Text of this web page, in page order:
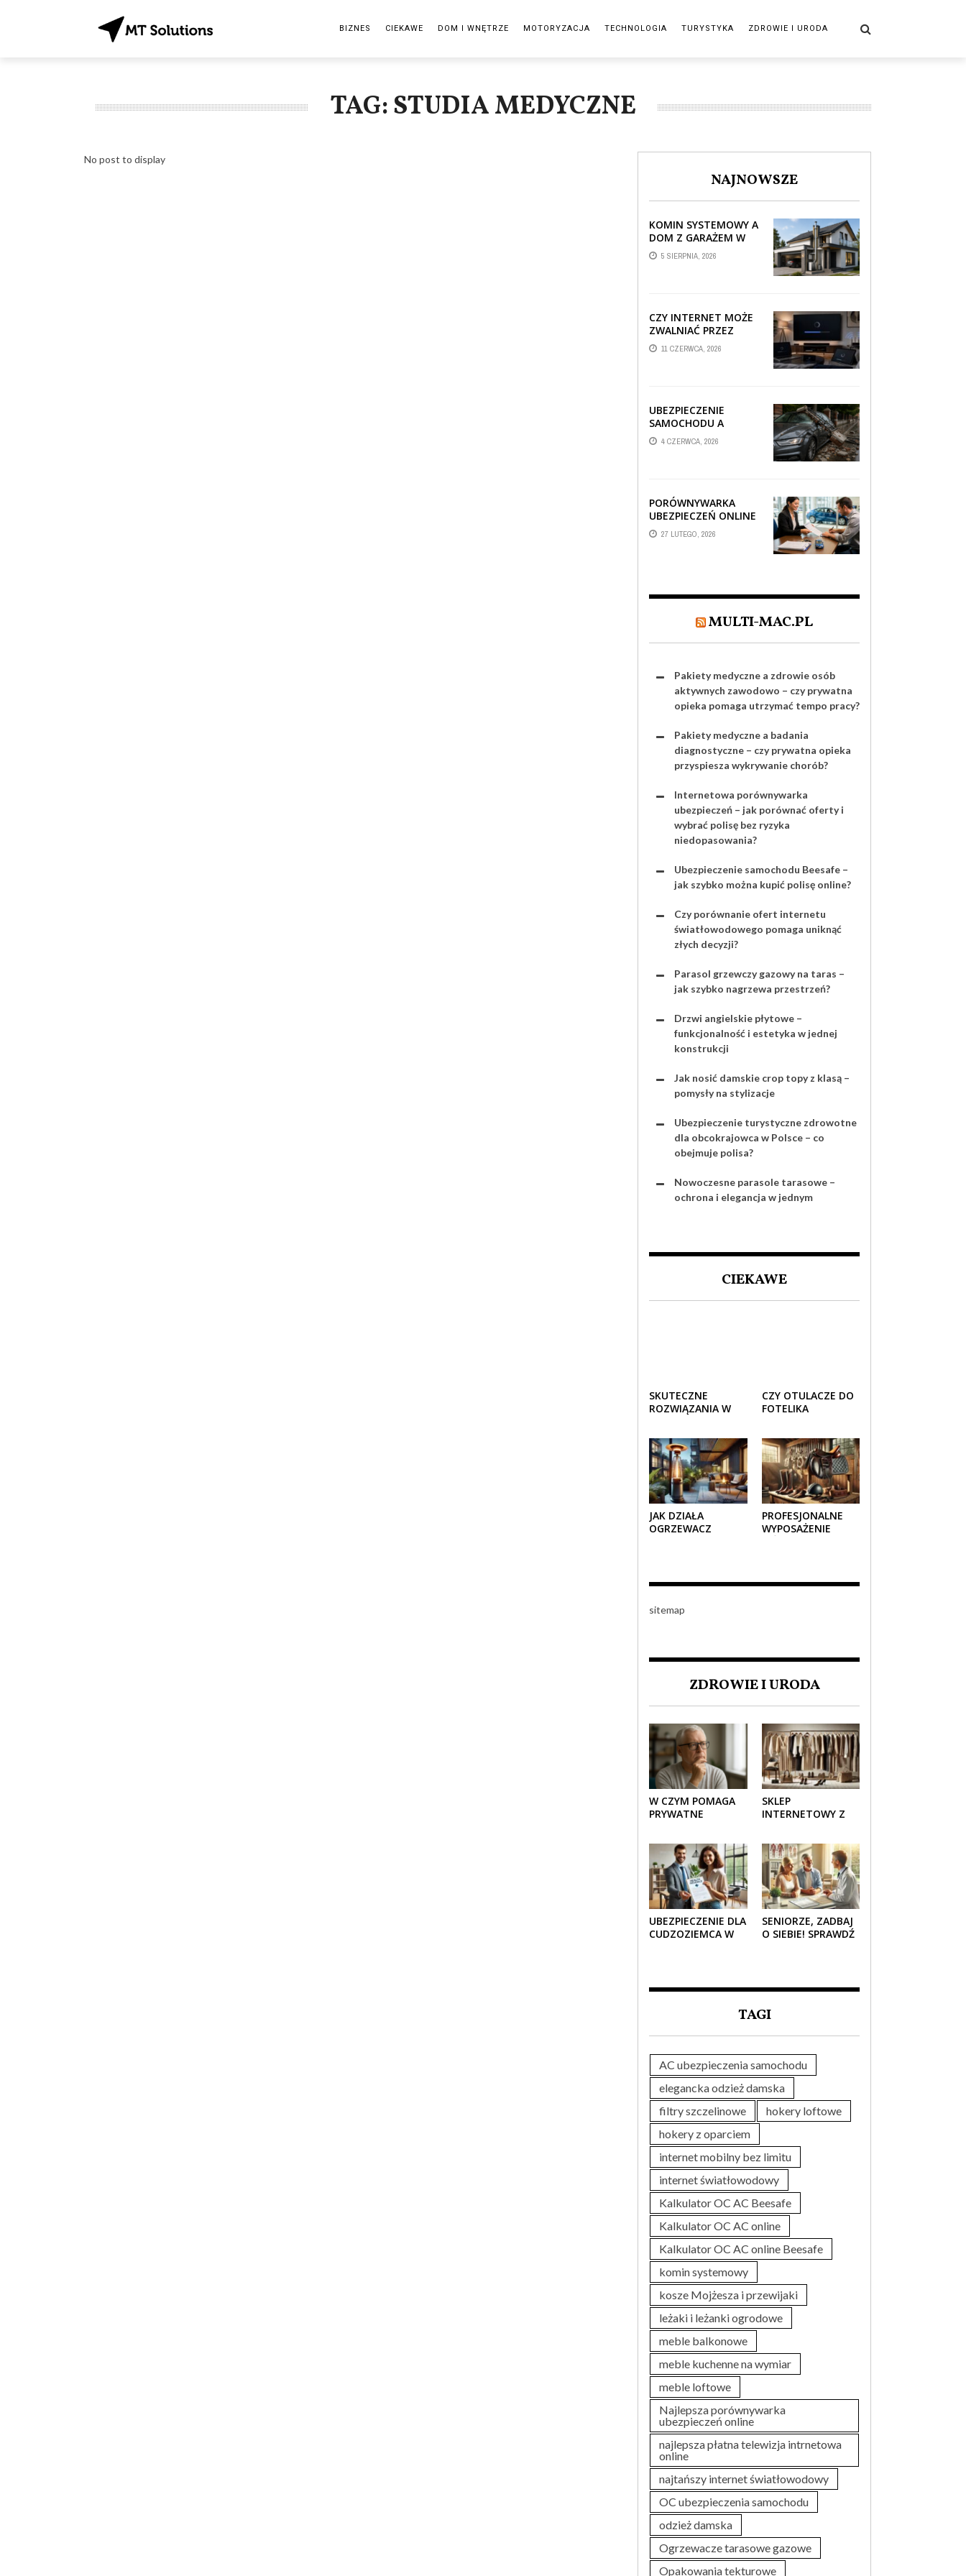
BIZNES CIEKAWE DOM I WNĘTRZE MOTORYZACJA TECHNOLOGIA TURYSTYKA ZDROWIE I URODA
TAG: STUDIA MEDYCZNE
No post to display
NAJNOWSZE
KOMIN SYSTEMOWY A
DOM Z GARAŻEM W
BRYLE – JAK STREFA
TECHNICZNA WPŁYWA
5 SIERPNIA, 2026
CZY INTERNET MOŻE
ZWALNIAĆ PRZEZ
AUTOMATYCZNE
AKTUALIZACJE
11 CZERWCA, 2026
UBEZPIECZENIE
SAMOCHODU A
SZKODA PO
USZKODZENIU AUTA
4 CZERWCA, 2026
PORÓWNYWARKA
UBEZPIECZEŃ ONLINE
– JAK WYBRAĆ POLISĘ,
KTÓRA REALNIE
27 LUTEGO, 2026
MULTI-MAC.PL
Pakiety medyczne a zdrowie osób
aktywnych zawodowo – czy prywatna
opieka pomaga utrzymać tempo pracy?
Pakiety medyczne a badania
diagnostyczne – czy prywatna opieka
przyspiesza wykrywanie chorób?
Internetowa porównywarka
ubezpieczeń – jak porównać oferty i
wybrać polisę bez ryzyka
niedopasowania?
Ubezpieczenie samochodu Beesafe –
jak szybko można kupić polisę online?
Czy porównanie ofert internetu
światłowodowego pomaga uniknąć
złych decyzji?
Parasol grzewczy gazowy na taras –
jak szybko nagrzewa przestrzeń?
Drzwi angielskie płytowe –
funkcjonalność i estetyka w jednej
konstrukcji
Jak nosić damskie crop topy z klasą –
pomysły na stylizacje
Ubezpieczenie turystyczne zdrowotne
dla obcokrajowca w Polsce – co
obejmuje polisa?
Nowoczesne parasole tarasowe –
ochrona i elegancja w jednym
CIEKAWE
SKUTECZNE
ROZWIĄZANIA W
DREWNIANE I
TEKTUROWE
CZY OTULACZE DO
FOTELIKA
LATEM I ZIMĄ?
JAK DZIAŁA
OGRZEWACZ
PROFESJONALNE
WYPOSAŻENIE
sitemap
ZDROWIE I URODA
W CZYM POMAGA
PRYWATNE
SENIOROM?
SKLEP
INTERNETOWY Z
KLASYKA, SZYK I
NOWOCZESNOŚĆ
UBEZPIECZENIE DLA
CUDZOZIEMCA W
SENIORZE, ZADBAJ
O SIEBIE! SPRAWDŹ
TAGI
AC ubezpieczenia samochodu
elegancka odzież damska
filtry szczelinowe
hokery loftowe
hokery z oparciem
internet mobilny bez limitu
internet światłowodowy
Kalkulator OC AC Beesafe
Kalkulator OC AC online
Kalkulator OC AC online Beesafe
komin systemowy
kosze Mojżesza i przewijaki
leżaki i leżanki ogrodowe
meble balkonowe
meble kuchenne na wymiar
meble loftowe
Najlepsza porównywarka
ubezpieczeń online
najlepsza płatna telewizja intrnetowa
online
najtańszy internet światłowodowy
OC ubezpieczenia samochodu
odzież damska
Ogrzewacze tarasowe gazowe
Opakowania tekturowe